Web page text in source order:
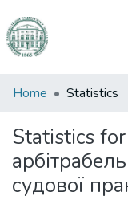
Communities
Collections
All of DSpace
Home Statistics
Statistics
судової